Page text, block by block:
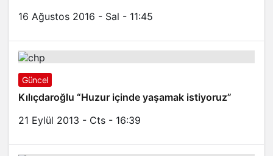
16 Ağustos 2016 - Sal - 11:45
Güncel
Kılıçdaroğlu “Huzur içinde yaşamak istiyoruz”
21 Eylül 2013 - Cts - 16:39